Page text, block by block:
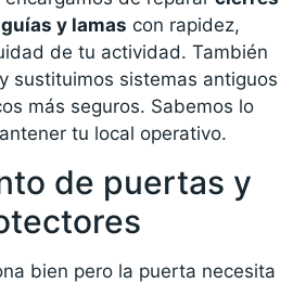
y lamas con rapidez,
de tu actividad. También
sustituimos sistemas antiguos
más seguros. Sabemos lo
tu local operativo.
de puertas y
bien pero la puerta necesita